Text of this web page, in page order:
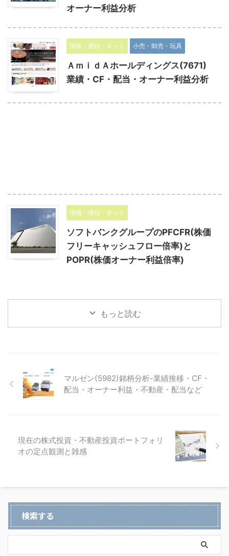
オーナー利益分析
情報・通信・ネット 小売・卸売・玩具
ＡｍｉｄＡホールディングス(7671)
業績・CF・配当・オーナー利益分析
情報・通信・ネット
ソフトバンクグループのPFCFR(株価
フリーキャッシュフロー倍率)と
POPR(株価オーナー利益倍率)
もっと読む
マルゼン(5982)銘柄分析-業績推移・CF・
配当・オーナー利益・不動産・配当など
現在の株式投資・不動産投資ポートフォリ
オの定点観測と雑感
検索する